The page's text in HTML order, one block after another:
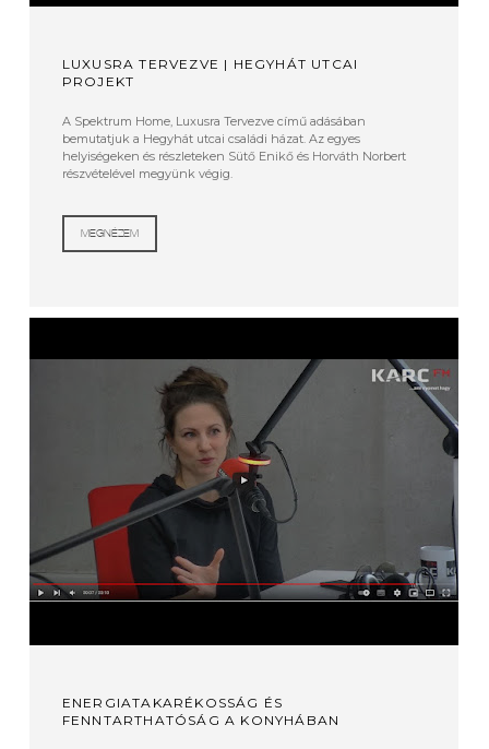
LUXUSRA TERVEZVE | HEGYHÁT UTCAI
PROJEKT
A Spektrum Home, Luxusra Tervezve című adásában
bemutatjuk a Hegyhát utcai családi házat. Az egyes
helyiségeken és részleteken Sütő Enikő és Horváth Norbert
részvételével megyünk végig.
MEGNÉZEM
ENERGIATAKARÉKOSSÁG ÉS
FENNTARTHATÓSÁG A KONYHÁBAN